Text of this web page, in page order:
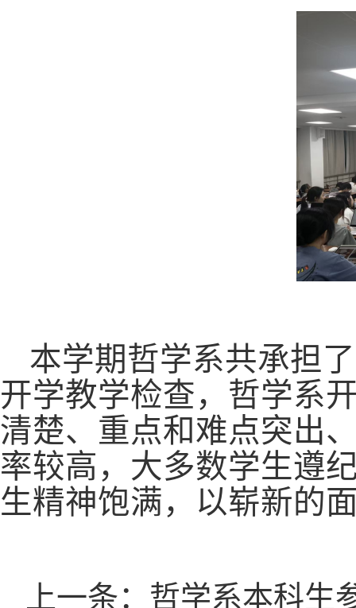
本学期哲学系共承担了
开学教学检查，哲学系
清楚、重点和难点突出
率较高，大多数学生遵
生精神饱满，以崭新的
上一条：哲学系本科